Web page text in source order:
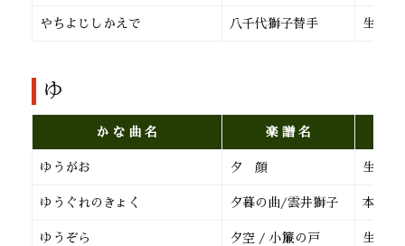
やちよじしかえで 八千代獅子替手 生田流
ゆ
か な 曲 名 楽 譜 名
ゆうがお 夕 顔 生田流
ゆうぐれのきょく 夕暮の曲/雲井獅子 本 曲
ゆうぞら 夕空 / 小簾の戸 生田流